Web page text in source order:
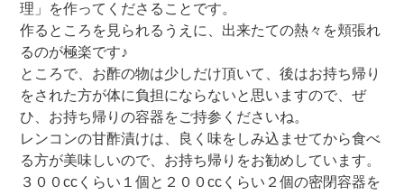
理」を作ってくださることです。
作るところを見られるうえに、出来たての熱々を頬張れ
るのが極楽です♪
ところで、お酢の物は少しだけ頂いて、後はお持ち帰り
をされた方が体に負担にならないと思いますので、ぜ
ひ、お持ち帰りの容器をご持参くださいね。
レンコンの甘酢漬けは、良く味をしみ込ませてから食べ
る方が美味しいので、お持ち帰りをお勧めしています。
３００ccくらい１個と２００ccくらい２個の密閉容器を